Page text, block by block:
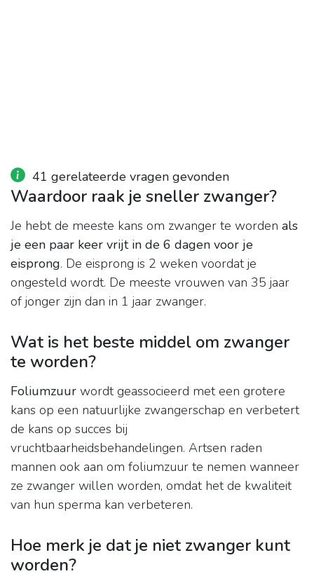
41 gerelateerde vragen gevonden
Waardoor raak je sneller zwanger?
Je hebt de meeste kans om zwanger te worden als
je een paar keer vrijt in de 6 dagen voor je
eisprong. De eisprong is 2 weken voordat je
ongesteld wordt. De meeste vrouwen van 35 jaar
of jonger zijn dan in 1 jaar zwanger.
Wat is het beste middel om zwanger
te worden?
Foliumzuur wordt geassocieerd met een grotere
kans op een natuurlijke zwangerschap en verbetert
de kans op succes bij
vruchtbaarheidsbehandelingen. Artsen raden
mannen ook aan om foliumzuur te nemen wanneer
ze zwanger willen worden, omdat het de kwaliteit
van hun sperma kan verbeteren.
Hoe merk je dat je niet zwanger kunt
worden?